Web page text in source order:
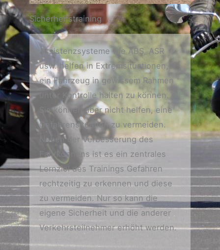
Sicherheitstraining
Assistenzsysteme wie ABS, ASR
usw. helfen in Extremsituationen,
ein Fahrzeug in gewissem Rahmen
unter Kontrolle halten zu können.
Sie können aber nicht helfen, eine
Gefahrensituation zu vermeiden.
Neben der Verbesserung des
Fahrkönnens ist es ein zentrales
Lernziel des Trainings Gefahren
rechtzeitig zu erkennen und diese
zu vermeiden. Nur so kann die
eigene Sicherheit und die anderer
Verkehrsteilnehmer erhöht werden.